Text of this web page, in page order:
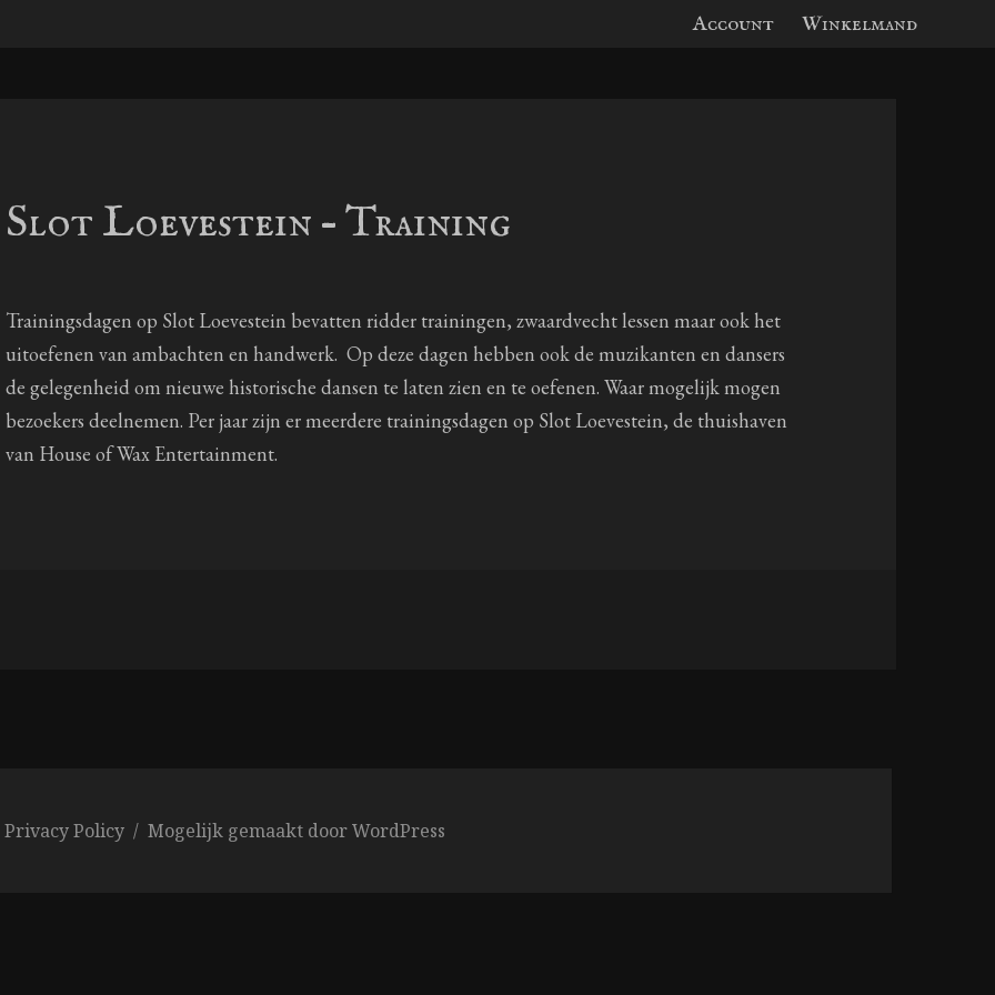
Account Winkelmand
Slot Loevestein – Training
Trainingsdagen op Slot Loevestein bevatten ridder trainingen, zwaardvecht lessen maar ook het
uitoefenen van ambachten en handwerk. Op deze dagen hebben ook de muzikanten en dansers
de gelegenheid om nieuwe historische dansen te laten zien en te oefenen. Waar mogelijk mogen
bezoekers deelnemen. Per jaar zijn er meerdere trainingsdagen op Slot Loevestein, de thuishaven
van House of Wax Entertainment.
Privacy Policy Mogelijk gemaakt door WordPress